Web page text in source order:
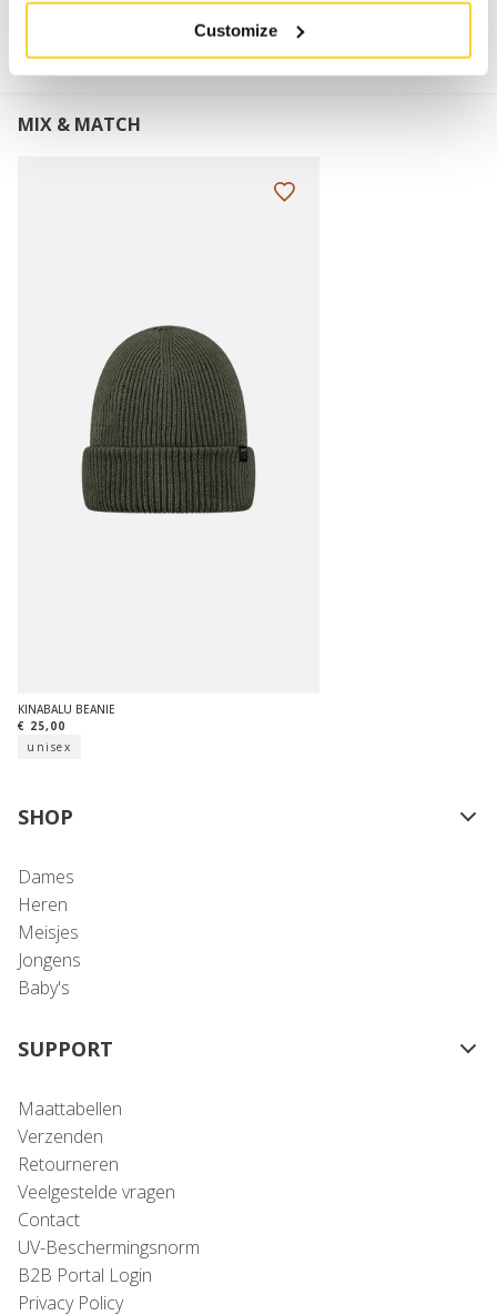
Customize
MIX & MATCH
KINABALU BEANIE
€ 25,00
unisex
SHOP
Dames
Heren
Meisjes
Jongens
Baby's
SUPPORT
Maattabellen
Verzenden
Retourneren
Veelgestelde vragen
Contact
UV-Beschermingsnorm
B2B Portal Login
Privacy Policy